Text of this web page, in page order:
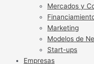
Mercados y
Marketing
Modelos de
Start-ups
Empresas